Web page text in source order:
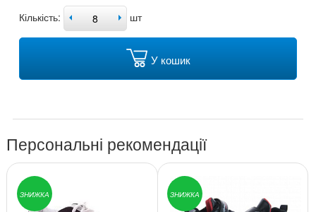
Кількість:
шт
У кошик
Персональні рекомендації
ЗНИЖКА ЗНИЖКА